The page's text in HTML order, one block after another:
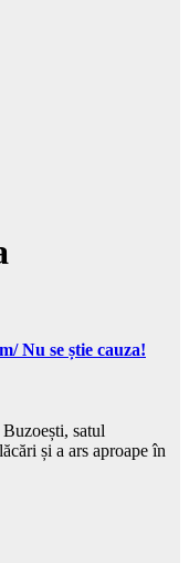
Nu se știe cauza!
satul
și a ars aproape în